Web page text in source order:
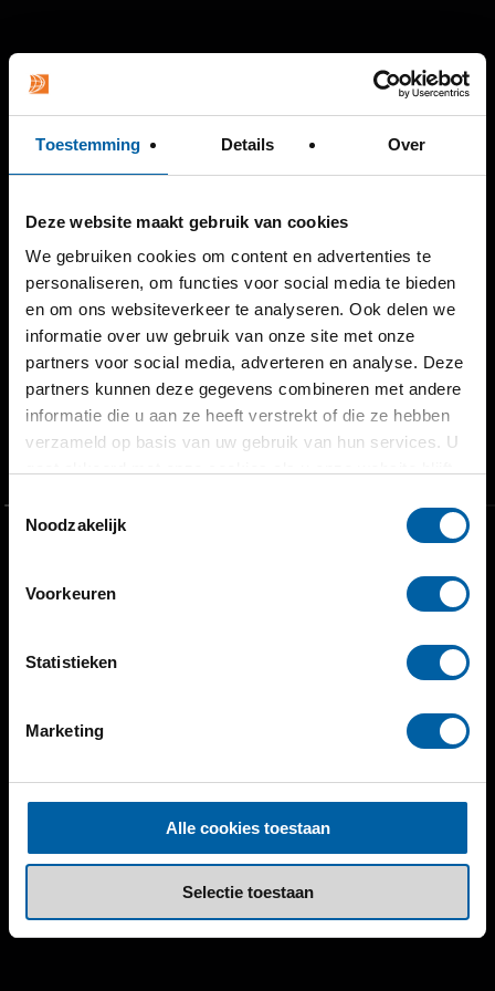
Toestemming Details Over
Deze website maakt gebruik van cookies
We gebruiken cookies om content en advertenties te
personaliseren, om functies voor social media te bieden
en om ons websiteverkeer te analyseren. Ook delen we
informatie over uw gebruik van onze site met onze
partners voor social media, adverteren en analyse. Deze
partners kunnen deze gegevens combineren met andere
informatie die u aan ze heeft verstrekt of die ze hebben
verzameld op basis van uw gebruik van hun services. U
Toestemmingsselectie
Noodzakelijk
Voorkeuren
Statistieken
Marketing
Alle cookies toestaan
Selectie toestaan